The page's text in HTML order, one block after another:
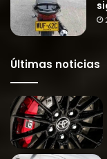
Últimas noticias